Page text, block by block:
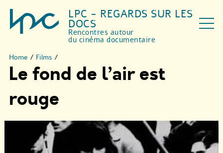
LPC - REGARDS SUR LES
DOCS
Rencontres autour
du cinéma documentaire
Home / Films /
Le fond de l’air est
rouge